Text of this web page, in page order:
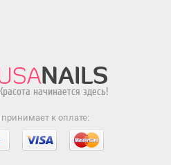
к оплате: